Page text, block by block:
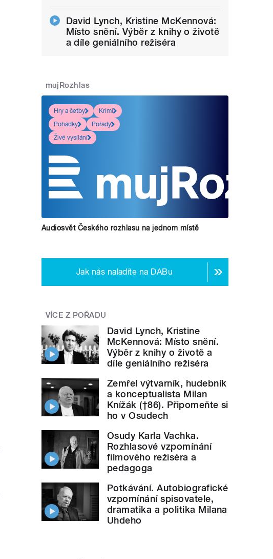
David Lynch, Kristine McKennová:
Místo snění. Výběr z knihy o životě
a díle geniálního režiséra
mujRozhlas
Hry a četby
Krimi
Pohádky
Pořady
Živé vysílání
Audiosvět Českého rozhlasu na jednom místě
Jak nás naladíte na DABu
VÍCE Z POŘADU
David Lynch, Kristine
McKennová: Místo snění.
Výběr z knihy o životě a
díle geniálního režiséra
Zemřel výtvarník, hudebník
a konceptualista Milan
Knížák (†86). Připomeňte si
ho v Osudech
Osudy Karla Vachka.
Rozhlasové vzpomínání
filmového režiséra a
pedagoga
Potkávání. Autobiografické
vzpomínání spisovatele,
dramatika a politika Milana
Uhdeho